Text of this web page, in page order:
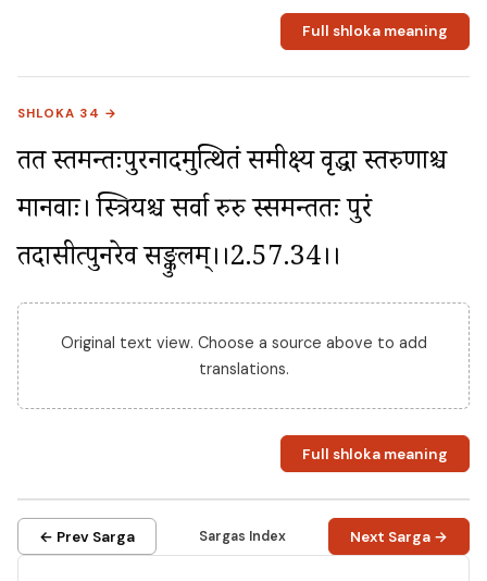
Full shloka meaning
SHLOKA 34 →
तत स्तमन्तःपुरनादमुत्थितं समीक्ष्य वृद्धा स्तरुणाश्च
मानवाः। स्त्रियश्च सर्वा रुरुदु स्समन्ततः पुरं
तदासीत्पुनरेव सङ्कुलम्।।2.57.34।।
Original text view. Choose a source above to add
translations.
Full shloka meaning
← Prev Sarga Sargas Index Next Sarga →